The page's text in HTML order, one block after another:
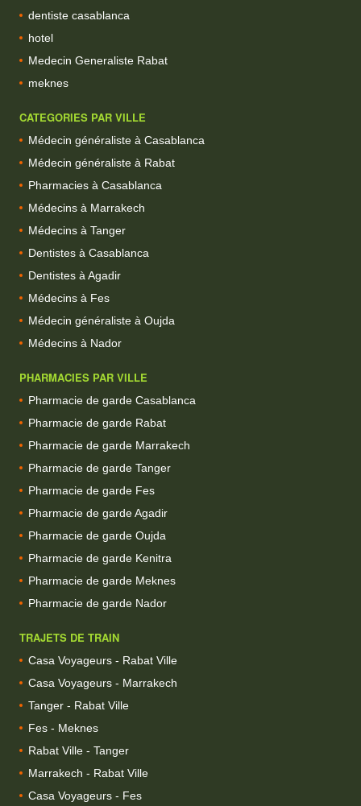
dentiste casablanca
hotel
Medecin Generaliste Rabat
meknes
CATEGORIES PAR VILLE
Médecin généraliste à Casablanca
Médecin généraliste à Rabat
Pharmacies à Casablanca
Médecins à Marrakech
Médecins à Tanger
Dentistes à Casablanca
Dentistes à Agadir
Médecins à Fes
Médecin généraliste à Oujda
Médecins à Nador
PHARMACIES PAR VILLE
Pharmacie de garde Casablanca
Pharmacie de garde Rabat
Pharmacie de garde Marrakech
Pharmacie de garde Tanger
Pharmacie de garde Fes
Pharmacie de garde Agadir
Pharmacie de garde Oujda
Pharmacie de garde Kenitra
Pharmacie de garde Meknes
Pharmacie de garde Nador
TRAJETS DE TRAIN
Casa Voyageurs - Rabat Ville
Casa Voyageurs - Marrakech
Tanger - Rabat Ville
Fes - Meknes
Rabat Ville - Tanger
Marrakech - Rabat Ville
Casa Voyageurs - Fes